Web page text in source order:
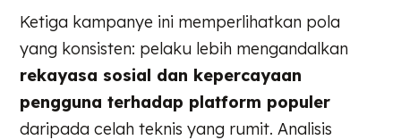
Ketiga kampanye ini memperlihatkan pola
yang konsisten: pelaku lebih mengandalkan
rekayasa sosial dan kepercayaan
pengguna terhadap platform populer
daripada celah teknis yang rumit. Analisis